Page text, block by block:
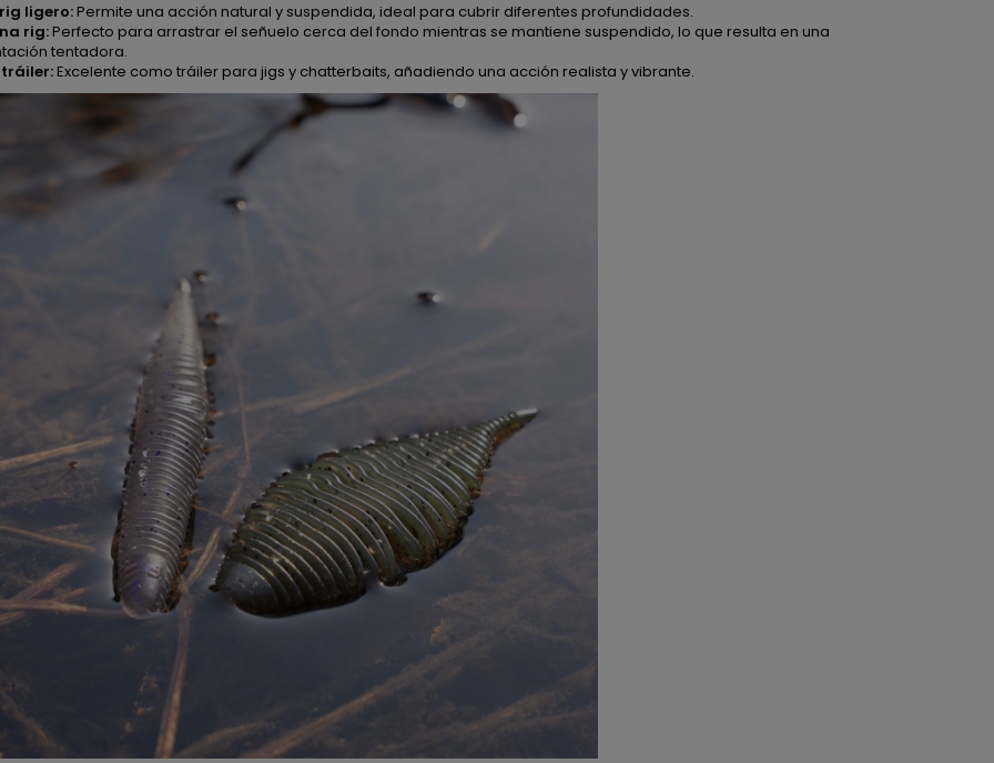
ligero:Permite una acción natural y suspendida, ideal para cubrir diferentes profundidades.
rig:Perfecto para arrastrar el señuelo cerca del fondo mientras se mantiene suspendido, lo que resulta en una
tentadora.
Excelente como tráiler para jigs y chatterbaits, añadiendo una acción realista y vibrante.